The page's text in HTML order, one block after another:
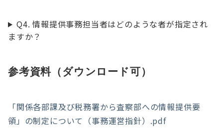
Q4. 情報提供事務担当者はどのような者が指定され
ますか？
参考資料（ダウンロード可）
「関係各部課及び税務署から査察部への情報提供要
領」の制定について（事務運営指針）.pdf